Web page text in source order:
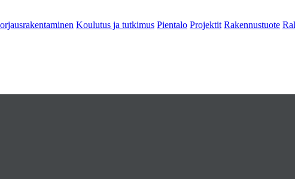
Koulutus ja tutkimus Pientalo Projektit Rakennustuote